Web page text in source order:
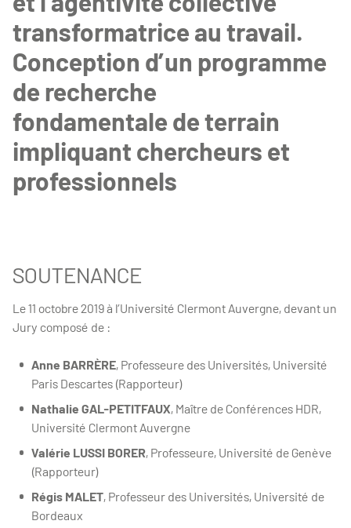
transformatrice au travail.
Conception d’un programme
de recherche
fondamentale de terrain
impliquant chercheurs et
professionnels
SOUTENANCE
Le 11 octobre 2019 à l’Université Clermont Auvergne, devant un
Jury composé de :
Anne BARRÈRE, Professeure des Universités, Université
Paris Descartes (Rapporteur)
Nathalie GAL-PETITFAUX, Maître de Conférences HDR,
Université Clermont Auvergne
Valérie LUSSI BORER, Professeure, Université de Genève
(Rapporteur)
Régis MALET, Professeur des Universités, Université de
Bordeaux